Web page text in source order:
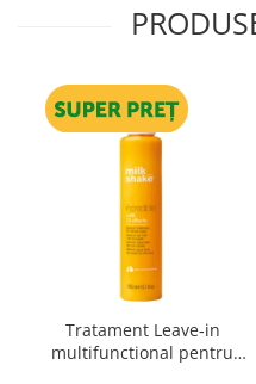
Tratament Leave‑in
multifunctional pentru